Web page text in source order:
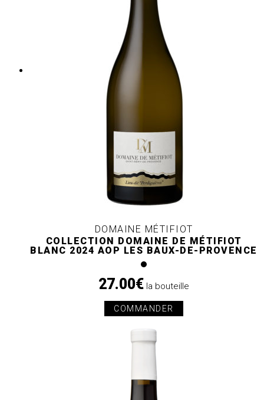
DOMAINE MÉTIFIOT
COLLECTION DOMAINE DE MÉTIFIOT
BLANC 2024 AOP LES BAUX-DE-PROVENCE
27.00€ la bouteille
COMMANDER